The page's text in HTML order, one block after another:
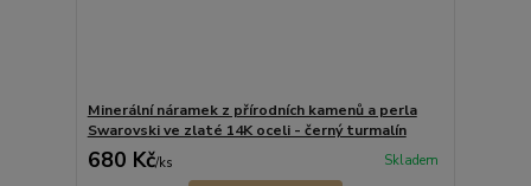
Minerální náramek z přírodních kamenů a perla
Swarovski ve zlaté 14K oceli - černý turmalín
680 Kč/ks Skladem